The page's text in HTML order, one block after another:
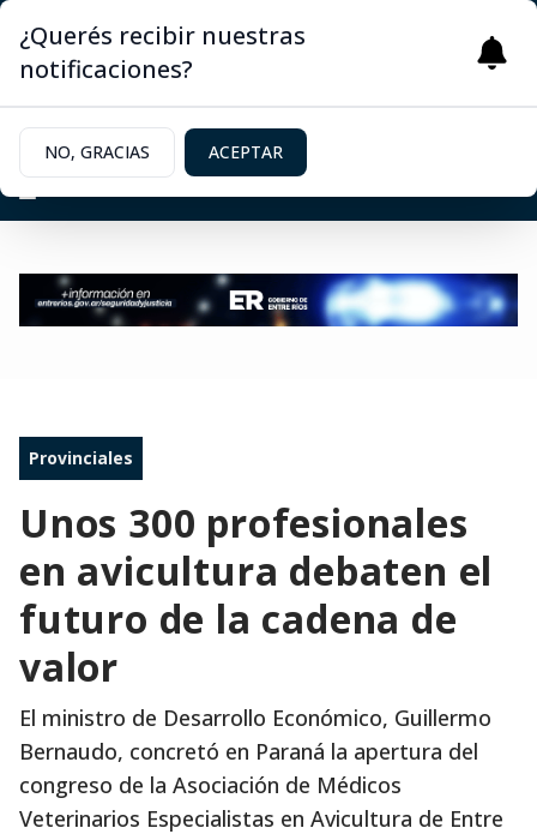
Provinciales
Unos 300 profesionales
en avicultura debaten el
futuro de la cadena de
valor
El ministro de Desarrollo Económico, Guillermo
Bernaudo, concretó en Paraná la apertura del
congreso de la Asociación de Médicos
Veterinarios Especialistas en Avicultura de Entre
¿Querés recibir nuestras
notificaciones?
NO, GRACIAS ACEPTAR